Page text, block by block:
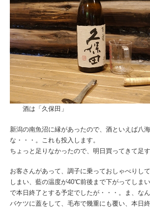
酒は「久保田」
新潟の南魚沼に縁があったので、酒といえば八
な・・・。これも投入します。
ちょっと足りなかったので、明日買ってきて足す
お客さんがあって、調子に乗っておしゃべりし
しまい、藍の温度が40℃前後まで下がってしま
で本日終了とする予定でしたが・・・。ま、な
バケツに蓋をして、毛布で幾重にも覆い、本日終